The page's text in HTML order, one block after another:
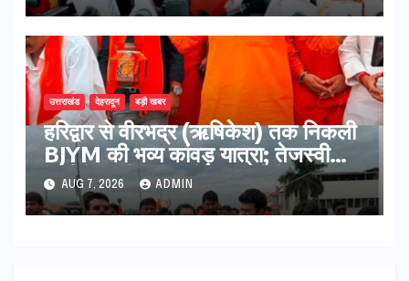
उत्तराखंड देहरादून बड़ी खबर
​हरिद्वार से वीरभद्र (ऋषिकेश) तक निकली
BJYM की भव्य कांवड़ यात्रा; तेजस्वी
सूर्या ने की देश व प्रदेशवासियों के कल्याण
की कामना
AUG 7, 2026 ADMIN